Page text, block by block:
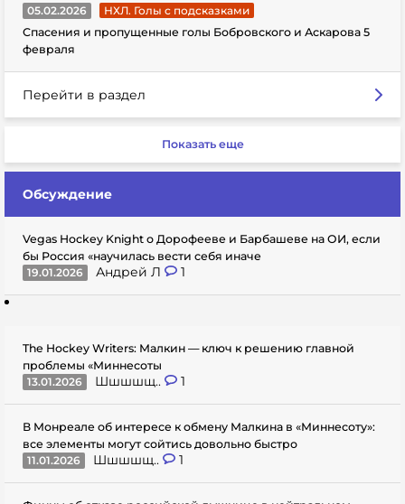
05.02.2026
НХЛ. Голы с подсказками
Спасения и пропущенные голы Бобровского и Аскарова 5
февраля
Перейти в раздел
Показать еще
Обсуждение
Vegas Hockey Knight о Дорофееве и Барбашеве на ОИ, если
бы Россия «научилась вести себя иначе
19.01.2026
Андрей Л 1
The Hockey Writers: Малкин — ключ к решению главной
проблемы «Миннесоты
13.01.2026
Шшшшщ.. 1
В Монреале об интересе к обмену Малкина в «Миннесоту»:
все элементы могут сойтись довольно быстро
11.01.2026
Шшшшщ.. 1